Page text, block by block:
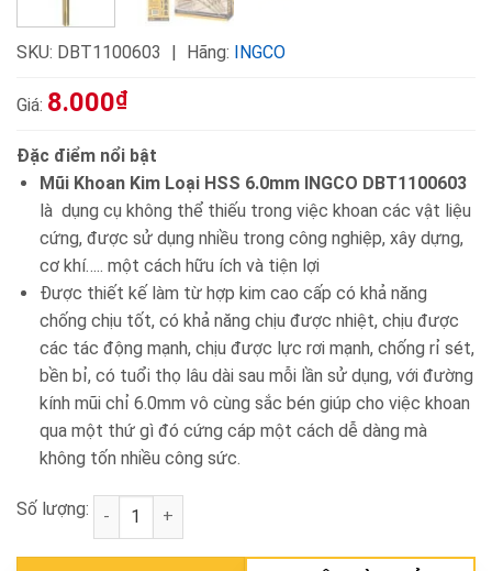
SKU: DBT1100603 Hãng: INGCO
Giá: 8.000₫
Đặc điểm nổi bật
Mũi Khoan Kim Loại HSS 6.0mm INGCO DBT1100603
là dụng cụ không thể thiếu trong việc khoan các vật liệu
cứng, được sử dụng nhiều trong công nghiệp, xây dựng,
cơ khí….. một cách hữu ích và tiện lợi
Được thiết kế làm từ hợp kim cao cấp có khả năng
chống chịu tốt, có khả năng chịu được nhiệt, chịu được
các tác động mạnh, chịu được lực rơi mạnh, chống rỉ sét,
bền bỉ, có tuổi thọ lâu dài sau mỗi lần sử dụng, với đường
kính mũi chỉ 6.0mm vô cùng sắc bén giúp cho việc khoan
qua một thứ gì đó cứng cáp một cách dễ dàng mà
không tốn nhiều công sức.
Số lượng: Mũi Khoan Kim Loại HSS 6.0mm INGCO